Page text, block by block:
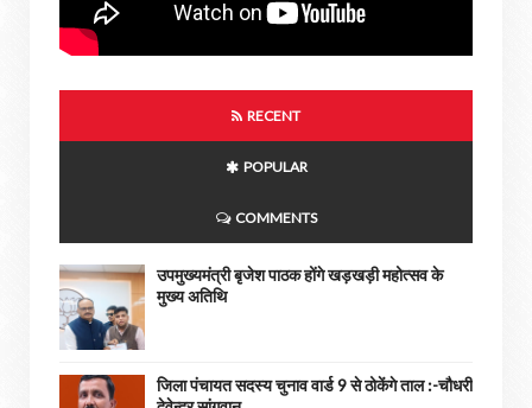
RECENT
POPULAR
COMMENTS
उपमुख्यमंत्री बृजेश पाठक होंगे खड़खड़ी महोत्सव के
मुख्य अतिथि
जिला पंचायत सदस्य चुनाव वार्ड 9 से ठोकेंगे ताल :-चौधरी